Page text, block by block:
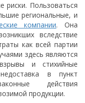
риски. Пользоваться
региональные, и
компании. Она
вследствие
как всей партии
здесь являются
и стихийные
в пункт
действия
продукции.